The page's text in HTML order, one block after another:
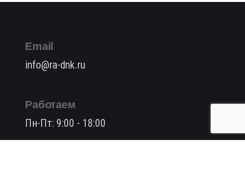
Email
info@ra-dnk.ru
Работаем
Пн-Пт: 9:00 - 18:00